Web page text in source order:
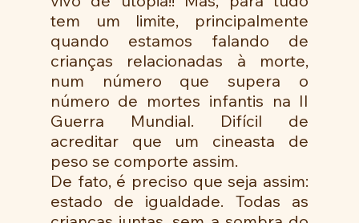
tem um limite, principalmente
quando estamos falando de
crianças relacionadas à morte,
num número que supera o
número de mortes infantis na II
Guerra Mundial. Difícil de
acreditar que um cineasta de
peso se comporte assim.
De fato, é preciso que seja assim:
estado de igualdade. Todas as